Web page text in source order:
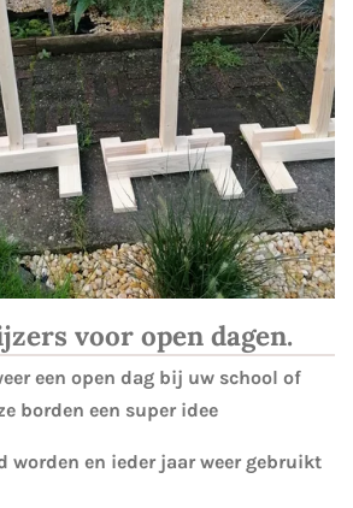
voor open dagen.
een open dag bij uw school of
borden een super idee
worden en ieder jaar weer gebruikt